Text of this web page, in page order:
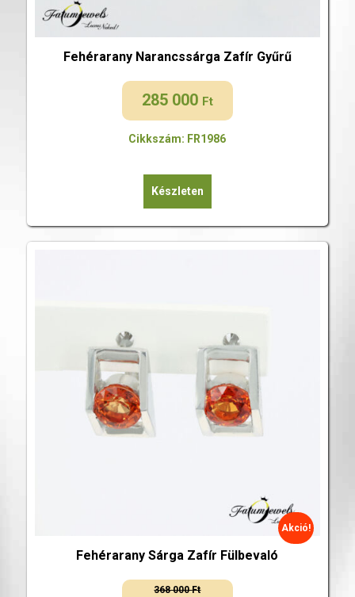
Fehérarany Narancssárga Zafír Gyűrű
285 000 Ft
Cikkszám: FR1986
Készleten
Fehérarany Sárga Zafír Fülbevaló
368 000Ft
Akció!